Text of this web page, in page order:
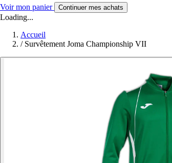
Voir mon panier Continuer mes achats
Loading...
Accueil
/ Survêtement Joma Championship VII